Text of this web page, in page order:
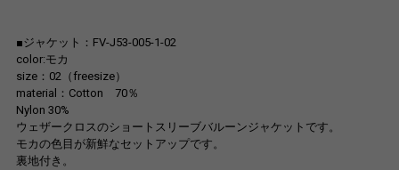
■ジャケット：FV-J53-005-1-02
color:モカ
size：02（freesize）
material：Cotton 70％
Nylon 30%
ウェザークロスのショートスリーブバルーンジャケットです。
モカの色目が新鮮なセットアップです。
裏地付き。